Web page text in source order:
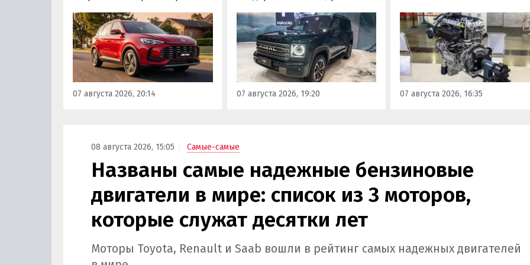
доступной цене, теперь есть
еще один вариант с китайского
рынка — MG ZS. В Китае он
стоит от 900 000 рублей по
текущему курсу, а в РФ с учетом
всех расходов за него нужно
отдать минимум 1 500 000
07 августа 2026, 20:14
калининградском заводе
«Автотор». Речь о Haval H9,
Tank 400 и Tank 500, которые
успешно прошли
сертификацию и получили
Одобрения типа
транспортного средства (ОТТС).
07 августа 2026, 19:20
получивший индекс 414320.
Корреспонденту
«Автоновостей дня» удалось
лично ознакомиться с
новинкой на выставке
«Иннопром» в
07 августа 2026, 16:35
08 августа 2026, 15:05 Самые-самые
Названы самые надежные бензиновые
двигатели в мире: список из 3 моторов,
которые служат десятки лет
Моторы Toyota, Renault и Saab вошли в рейтинг самых надежных двигателей